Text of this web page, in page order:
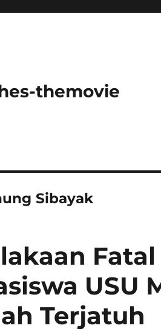
themovie
Sibayak
USU
Terjatuh